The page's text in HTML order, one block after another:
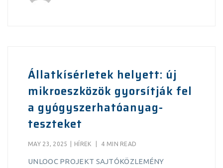
Állatkísérletek helyett: új
mikroeszközök gyorsítják fel
a gyógyszerhatóanyag-
teszteket
MAY 23, 2025 HÍREK 4 MIN READ
UNLOOC PROJEKT SAJTÓKÖZLEMÉNY